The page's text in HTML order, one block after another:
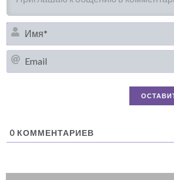
0 КОММЕНТАРИЕВ